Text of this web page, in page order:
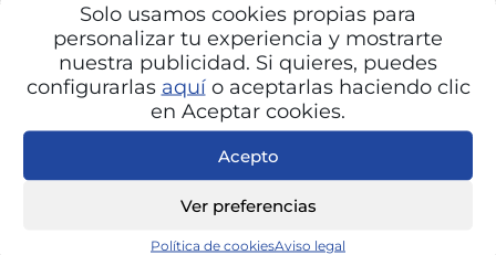
Solo usamos cookies propias para
personalizar tu experiencia y mostrarte
nuestra publicidad. Si quieres, puedes
configurarlas aquío aceptarlas haciendo clic
en Aceptar cookies.
Acepto
Ver preferencias
Política de cookiesAviso legal